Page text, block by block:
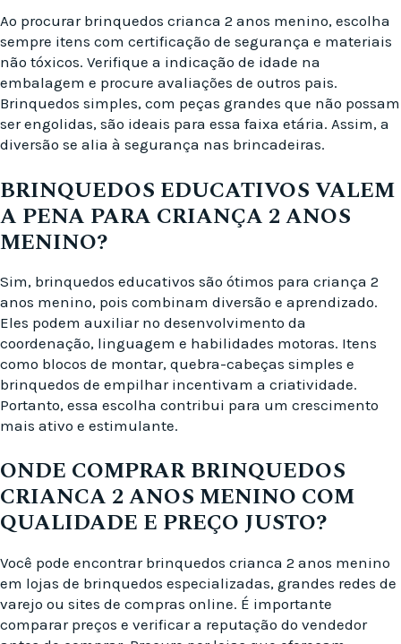
Ao procurar brinquedos crianca 2 anos menino, escolha
sempre itens com certificação de segurança e materiais
não tóxicos. Verifique a indicação de idade na
embalagem e procure avaliações de outros pais.
Brinquedos simples, com peças grandes que não possam
ser engolidas, são ideais para essa faixa etária. Assim, a
diversão se alia à segurança nas brincadeiras.
BRINQUEDOS EDUCATIVOS VALEM
A PENA PARA CRIANÇA 2 ANOS
MENINO?
Sim, brinquedos educativos são ótimos para criança 2
anos menino, pois combinam diversão e aprendizado.
Eles podem auxiliar no desenvolvimento da
coordenação, linguagem e habilidades motoras. Itens
como blocos de montar, quebra-cabeças simples e
brinquedos de empilhar incentivam a criatividade.
Portanto, essa escolha contribui para um crescimento
mais ativo e estimulante.
ONDE COMPRAR BRINQUEDOS
CRIANCA 2 ANOS MENINO COM
QUALIDADE E PREÇO JUSTO?
Você pode encontrar brinquedos crianca 2 anos menino
em lojas de brinquedos especializadas, grandes redes de
varejo ou sites de compras online. É importante
comparar preços e verificar a reputação do vendedor